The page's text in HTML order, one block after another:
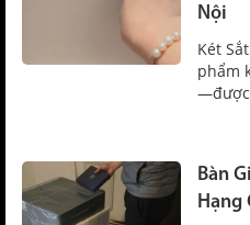
Nội
Két
phẩm
Bàn
Hạng